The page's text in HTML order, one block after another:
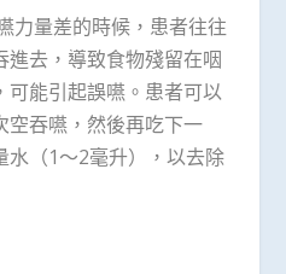
力量差的時候，患者往往
進去，導致食物殘留在咽
能引起誤嚥。患者可以
空吞嚥，然後再吃下一
水（1～2毫升），以去除